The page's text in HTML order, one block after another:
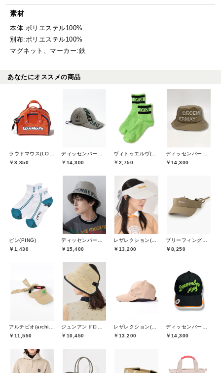
素材
本体:ポリエステル100%
別布:ポリエステル100%
マグネット、マーカー:鉄
あなたにオススメの商品
￥3,850
￥14,300
￥2,750
￥14,300
ピン(PING)
￥1,430
￥15,400
￥13,200
￥8,250
￥11,550
￥10,450
￥13,200
￥14,300